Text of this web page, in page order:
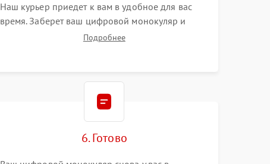
Наш курьер приедет к вам в удобное для вас
время. Заберет ваш цифровой монокуляр и
привезет на склад для диагностики.
Подробнее
6. Готово